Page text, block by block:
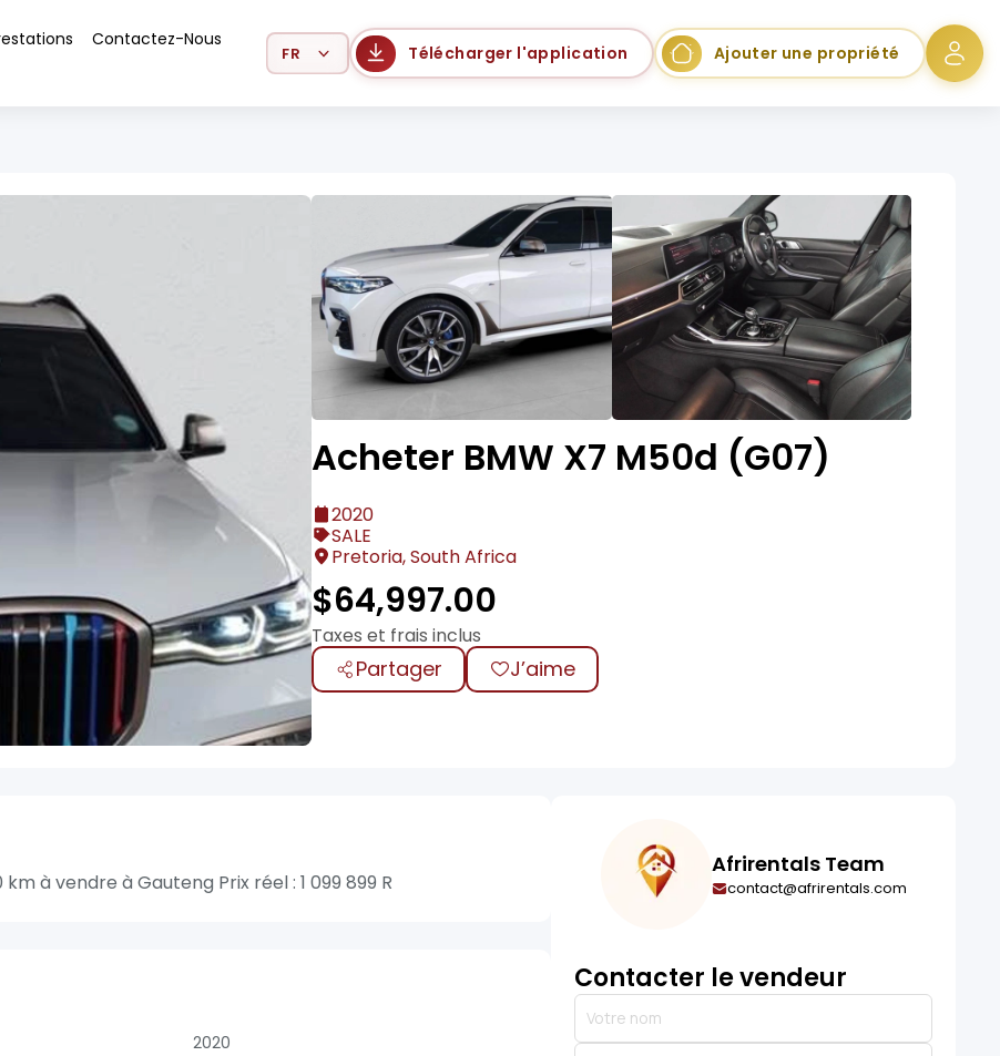
Contactez-Nous Select Language Télécharger l'application Ajouter une propriété
Acheter BMW X7 M50d (G07)
2020
SALE
Pretoria, South Africa
$64,997.00
Taxes et frais inclus
Partager J’aime
à vendre à Gauteng Prix réel : 1 099 899 R
2020
Afrirentals Team
contact@afrirentals.com
Contacter le vendeur